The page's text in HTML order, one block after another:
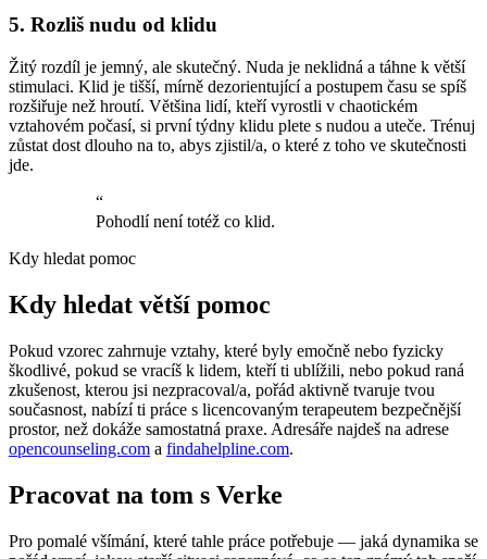
5. Rozliš nudu od klidu
Žitý rozdíl je jemný, ale skutečný. Nuda je neklidná a táhne k větší
stimulaci. Klid je tišší, mírně dezorientující a postupem času se spíš
rozšiřuje než hroutí. Většina lidí, kteří vyrostli v chaotickém
vztahovém počasí, si první týdny klidu plete s nudou a uteče. Trénuj
zůstat dost dlouho na to, abys zjistil/a, o které z toho ve skutečnosti
jde.
“
Pohodlí není totéž co klid.
Kdy hledat pomoc
Kdy hledat větší pomoc
Pokud vzorec zahrnuje vztahy, které byly emočně nebo fyzicky
škodlivé, pokud se vracíš k lidem, kteří ti ublížili, nebo pokud raná
zkušenost, kterou jsi nezpracoval/a, pořád aktivně tvaruje tvou
současnost, nabízí ti práce s licencovaným terapeutem bezpečnější
prostor, než dokáže samostatná praxe. Adresáře najdeš na adrese
opencounseling.com a findahelpline.com.
Pracovat na tom s Verke
Pro pomalé všímání, které tahle práce potřebuje — jaká dynamika se